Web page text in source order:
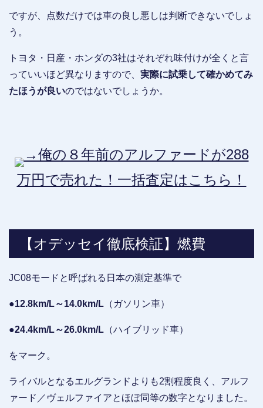
ですが、点数だけでは車の良し悪しは判断できないでしょ
う。
トヨタ・日産・ホンダの3社はそれぞれ味付けが全くと言
っていいほど異なりますので、 実際に試乗して確かめてみ
たほうが良いのではないでしょうか。
→俺の８年前のアルファードが288
万円で売れた！一括査定はこちら！
【オデッセイ徹底検証】燃費
JC08モードと呼ばれる日本の測定基準で
●12.8km/L～14.0km/L （ガソリン車）
●24.4km/L～26.0km/L （ハイブリッド車）
をマーク。
ライバルとなるエルグランドよりも2割程度良く、アルフ
ァード／ヴェルファイアとほぼ同等の数字となりました。